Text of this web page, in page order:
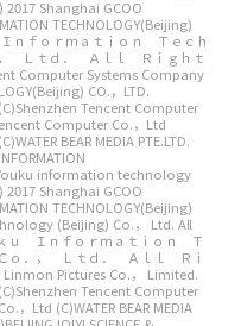
2017 Shanghai GCOO
TECHNOLOGY(Beijing)
ｆｏｒｍａｔｉｏｎ Ｔｅｃｈ
Ｌｔｄ． Ａｌｌ Ｒｉｇｈｔ
Computer Systems Company
CO.，LTD.
(C)Shenzhen Tencent Computer
Computer Co.，Ltd
(C)WATER BEAR MEDIA PTE.LTD.
information technology
2017 Shanghai GCOO
TECHNOLOGY(Beijing)
(Beijing) Co.， Ltd. All
ｕ Ｉｎｆｏｒｍａｔｉｏｎ Ｔ
ｏ．， Ｌｔｄ． Ａｌｌ Ｒｉ
Linmon Pictures Co.， Limited.
(C)Shenzhen Tencent Computer
，Ltd (C)WATER BEAR MEDIA